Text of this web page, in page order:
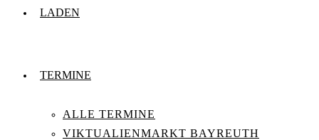
LADEN
TERMINE
ALLE TERMINE
VIKTUALIENMARKT BAYREUTH